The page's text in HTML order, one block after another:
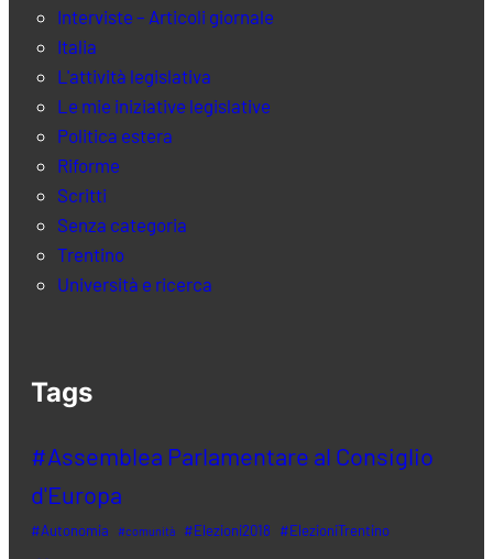
Interviste – Articoli giornale
Italia
L'attività legislativa
Le mie iniziative legislative
Politica estera
Riforme
Scritti
Senza categoria
Trentino
Università e ricerca
Tags
#Assemblea Parlamentare al Consiglio
d'Europa
#Autonomia #comunità #Elezioni2018 #ElezioniTrentino